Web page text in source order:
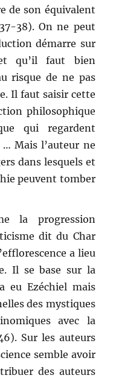
de son équivalent
38). On ne peut
démarre sur
qu’il faut bien
risque de ne pas
Il faut saisir cette
philosophique
qui regardent
Mais l’auteur ne
dans lesquels et
peuvent tomber
la progression
dit du Char
a lieu
Il se base sur la
eu Ezéchiel mais
des mystiques
avec la
Sur les auteurs
semble avoir
des auteurs